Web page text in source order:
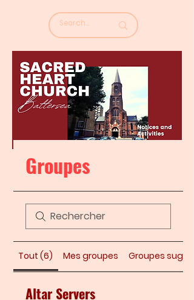
Groupes
Tout (6) Mes groupes Groupes
Altar Servers